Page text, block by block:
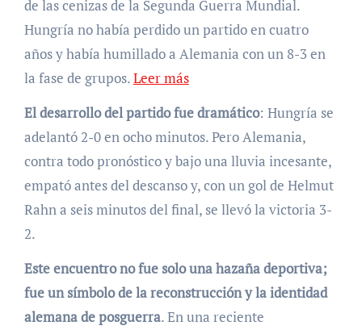
de las cenizas de la Segunda Guerra Mundial.
Hungría no había perdido un partido en cuatro
años y había humillado a Alemania con un 8-3 en
la fase de grupos.Leer más
El desarrollo del partido fue dramático: Hungría se
adelantó 2-0 en ocho minutos. Pero Alemania,
contra todo pronóstico y bajo una lluvia incesante,
empató antes del descanso y, con un gol de Helmut
Rahn a seis minutos del final, se llevó la victoria 3-
2.
Este encuentro no fue solo una hazaña deportiva;
fue un símbolo de la reconstrucción y la identidad
alemana de posguerra. En una reciente